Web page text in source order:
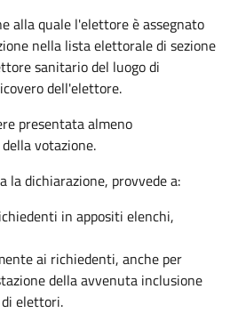
alla quale l'elettore è assegnato
nella lista elettorale di sezione
sanitario del luogo di
dell'elettore.
presentata almeno
votazione.
la dichiarazione, provvede a:
in appositi elenchi,
ai richiedenti, anche per
della avvenuta inclusione
elettori.